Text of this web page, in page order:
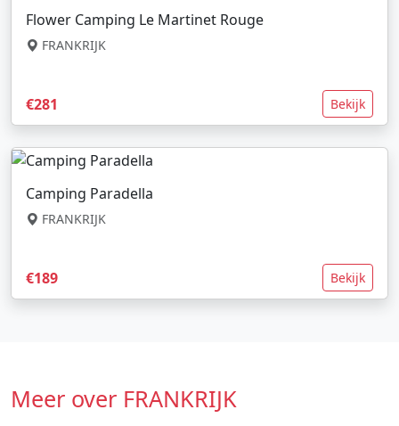
Flower Camping Le Martinet Rouge
FRANKRIJK
€281 Bekijk
Camping Paradella
FRANKRIJK
€189 Bekijk
Meer over FRANKRIJK